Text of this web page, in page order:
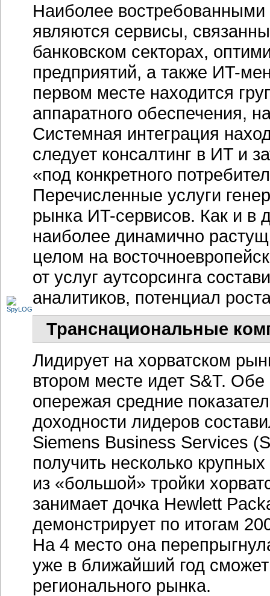
Наиболее востребованными
являются сервисы,
банковском секторах,
предприятий, а также ИT-
первом месте находится
аппаратного обеспечения,
Системная интеграция
следует консалтинг в ИT и
«под конкретного
Перечисленные услуги
рынка ИT-сервисов. Как и в
наиболее динамично
целом на
от услуг аутсорсинга
аналитиков, потенциал
Транснациональные
Лидирует на хорватском
втором месте идет S&T.
опережая средние
доходности лидеров
Siemens Business Services
получить несколько
из «большой» тройки
занимает дочка Hewlett
демонстрирует по итогам
На 4 место она
уже в ближайший год сможет
регионального рынка.